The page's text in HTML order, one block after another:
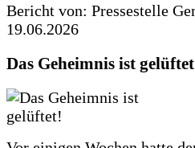
Bericht von: Pressestelle
19.06.2026
Das Geheimnis ist